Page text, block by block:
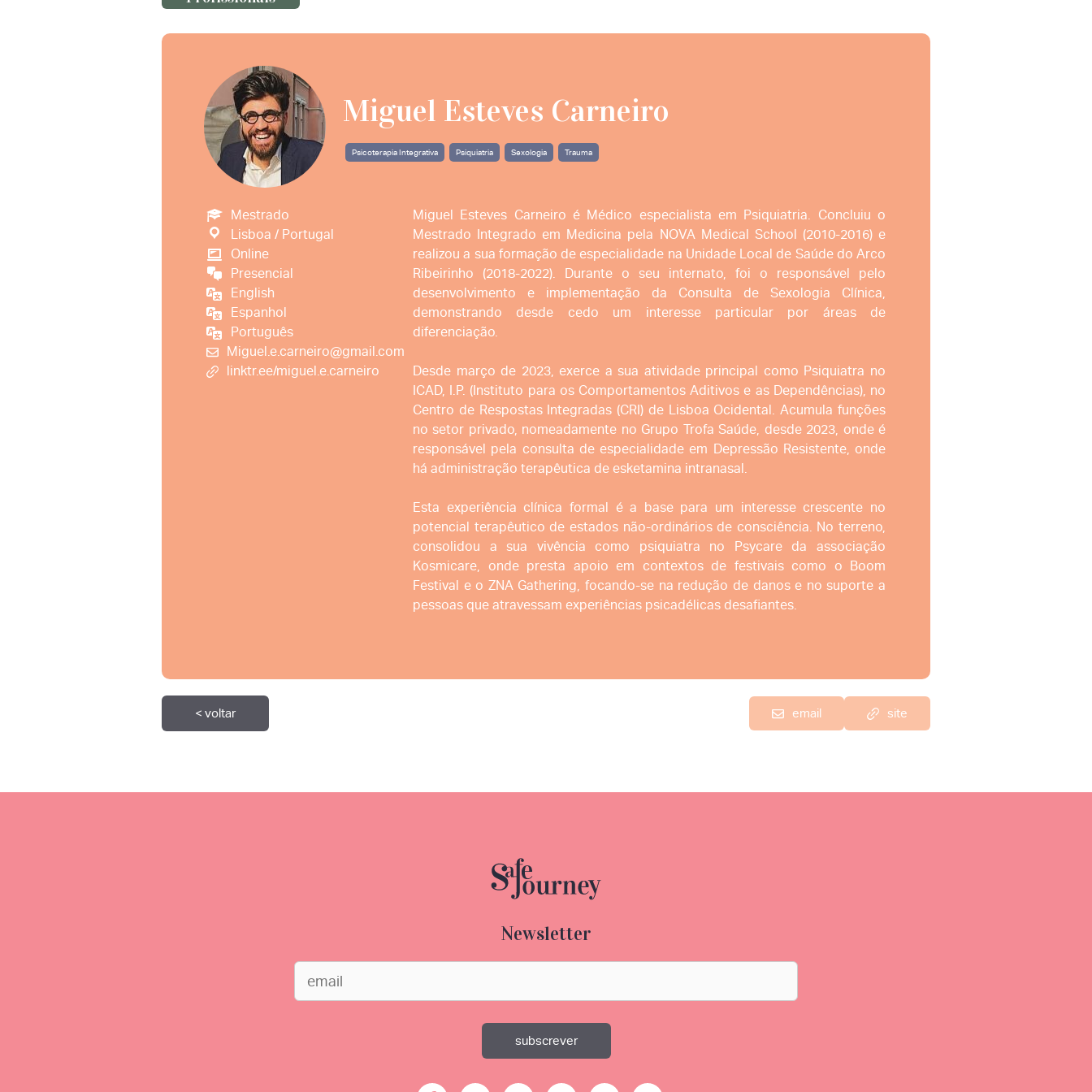
Miguel Esteves Carneiro
Psicoterapia Integrativa Psiquiatria Sexologia Trauma
Mestrado
Lisboa / Portugal
Online
Presencial
English
Espanhol
Português
Miguel.e.carneiro@gmail.com
linktr.ee/miguel.e.carneiro
Miguel Esteves Carneiro é Médico especialista em Psiquiatria. Concluiu o
Mestrado Integrado em Medicina pela NOVA Medical School (2010-2016) e
realizou a sua formação de especialidade na Unidade Local de Saúde do Arco
Ribeirinho (2018-2022). Durante o seu internato, foi o responsável pelo
desenvolvimento e implementação da Consulta de Sexologia Clínica,
demonstrando desde cedo um interesse particular por áreas de
diferenciação.
Desde março de 2023, exerce a sua atividade principal como Psiquiatra no
ICAD, I.P. (Instituto para os Comportamentos Aditivos e as Dependências), no
Centro de Respostas Integradas (CRI) de Lisboa Ocidental. Acumula funções
no setor privado, nomeadamente no Grupo Trofa Saúde, desde 2023, onde é
responsável pela consulta de especialidade em Depressão Resistente, onde
há administração terapêutica de esketamina intranasal.
Esta experiência clínica formal é a base para um interesse crescente no
potencial terapêutico de estados não-ordinários de consciência. No terreno,
consolidou a sua vivência como psiquiatra no Psycare da associação
Kosmicare, onde presta apoio em contextos de festivais como o Boom
Festival e o ZNA Gathering, focando-se na redução de danos e no suporte a
pessoas que atravessam experiências psicadélicas desafiantes.
< voltar email site
Newsletter